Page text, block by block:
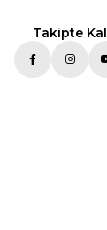
Takipte Kal